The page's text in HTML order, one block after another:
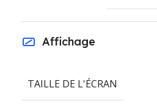
Affichage
TAILLE DE L'ÉCRAN